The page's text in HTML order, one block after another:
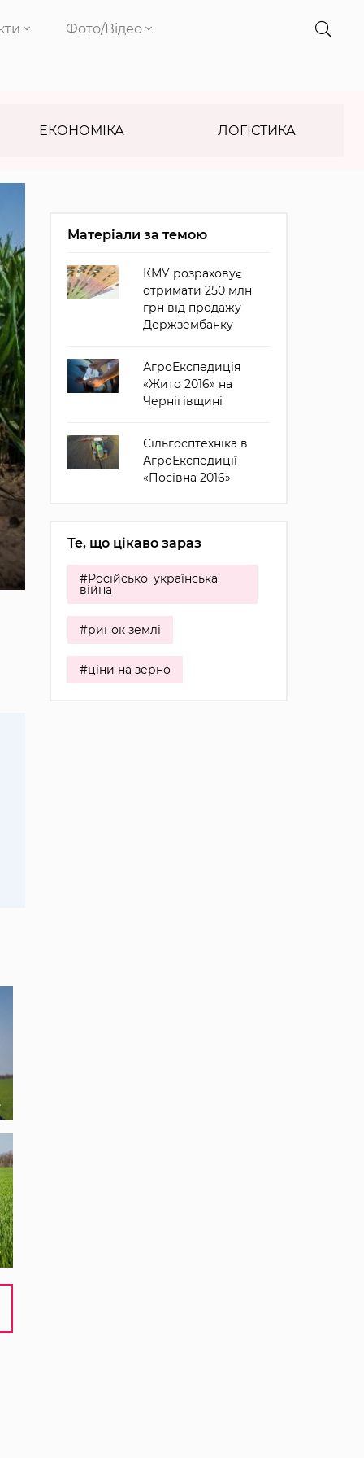
Фото/Відео
ЕКОНОМІКА ЛОГІСТИКА
Матеріали за темою
КМУ розраховує
отримати 250 млн
грн від продажу
Держзембанку
АгроЕкспедиція
«Жито 2016» на
Чернігівщині
Сільгосптехніка в
АгроЕкспедиції
«Посівна 2016»
Те, що цікаво зараз
#Російсько_українська
війна
#ринок землі
#ціни на зерно